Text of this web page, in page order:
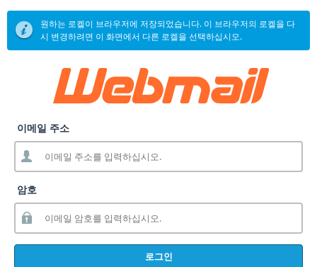
원하는 로켈이 브라우저에 저장되었습니다. 이 브라우저의 로켈을 다
시 변경하려면 이 화면에서 다른 로켈을 선택하십시오.
이메일 주소
암호
로그인